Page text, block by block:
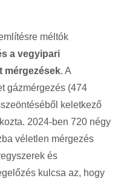
méltók
a vegyipari
mérgezések. A
gázmérgezés (474
keletkező
2024-ben 720 négy
véletlen mérgezés
és
kulcsa az, hogy